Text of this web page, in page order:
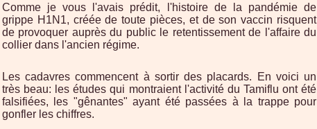
Comme je vous l'avais prédit, l'histoire de la pandémie de
grippe H1N1, créée de toute pièces, et de son vaccin risquent
de provoquer auprès du public le retentissement de l'affaire du
collier dans l'ancien régime.
Les cadavres commencent à sortir des placards. En voici un
très beau: les études qui montraient l'activité du Tamiflu ont été
falsifiées, les "gênantes" ayant été passées à la trappe pour
gonfler les chiffres.